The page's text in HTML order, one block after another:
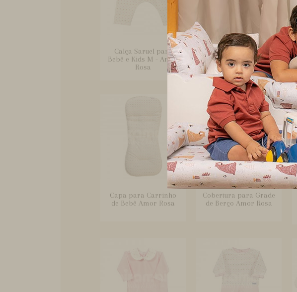
Calça Saruel para
Bebê e Kids M - Amor
Rosa
Calça Saruel para
Bebê e Kids P - Amor
Rosa
Capa para Carrinho
de Bebê Amor Rosa
Cobertura para Grade
de Berço Amor Rosa